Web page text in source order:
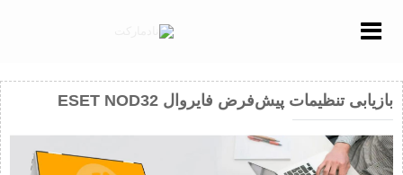
Menu
بازیابی تنظیمات پیش‌فرض فایروال ESET NOD32